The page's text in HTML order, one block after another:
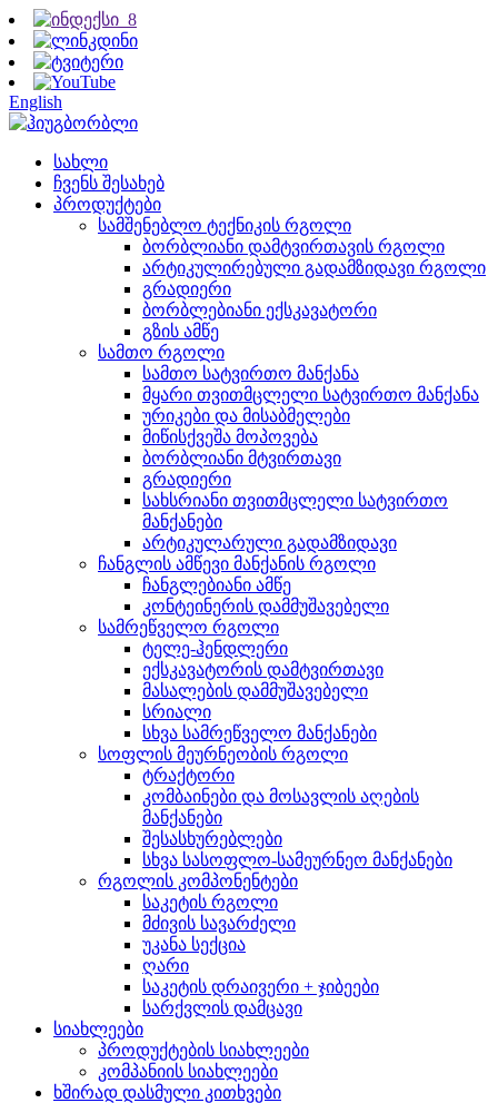
English
სახლი
ჩვენს შესახებ
პროდუქტები
სამშენებლო ტექნიკის რგოლი
ბორბლიანი დამტვირთავის რგოლი
არტიკულირებული გადამზიდავი რგოლი
გრადიერი
ბორბლებიანი ექსკავატორი
გზის ამწე
სამთო რგოლი
სამთო სატვირთო მანქანა
მყარი თვითმცლელი სატვირთო მანქანა
ურიკები და მისაბმელები
მიწისქვეშა მოპოვება
ბორბლიანი მტვირთავი
გრადიერი
სახსრიანი თვითმცლელი სატვირთო
მანქანები
არტიკულარული გადამზიდავი
ჩანგლის ამწევი მანქანის რგოლი
ჩანგლებიანი ამწე
კონტეინერის დამმუშავებელი
სამრეწველო რგოლი
ტელე-ჰენდლერი
ექსკავატორის დამტვირთავი
მასალების დამმუშავებელი
სრიალი
სხვა სამრეწველო მანქანები
სოფლის მეურნეობის რგოლი
ტრაქტორი
კომბაინები და მოსავლის აღების
მანქანები
შესასხურებლები
სხვა სასოფლო-სამეურნეო მანქანები
რგოლის კომპონენტები
საკეტის რგოლი
მძივის სავარძელი
უკანა სექცია
ღარი
საკეტის დრაივერი + ჯიბეები
სარქვლის დამცავი
სიახლეები
პროდუქტების სიახლეები
კომპანიის სიახლეები
ხშირად დასმული კითხვები